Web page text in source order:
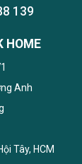
139
HOME
Anh
Tây, HCM